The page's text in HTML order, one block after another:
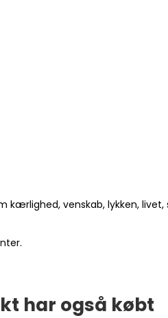
venskab, lykken, livet,
har også købt